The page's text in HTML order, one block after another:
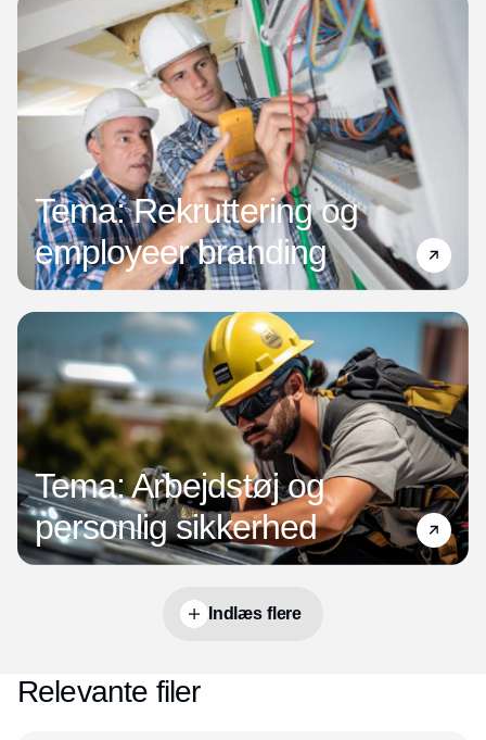
Tema: Rekruttering og
employeer branding
Tema: Arbejdstøj og
personlig sikkerhed
Indlæs flere
Relevante filer